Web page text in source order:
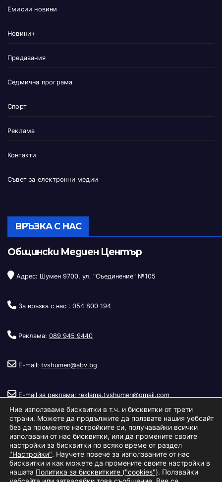
Емисии новини
Новини+
Предавания
Седмична програма
Спорт
Реклама
Контакти
Съвет за електронни медии
ВРЪЗКА С НАС
Общински Медиен Център
Адрес: Шумен 9700, ул. "Съединение" №105
За връзка с нас : 054 800 194
Реклама: 089 945 9440
E-mail: tvshumen@abv.bg
E-mail за реклама: reklama.tvshumen@gmail.com
Copyright © 2026Телевизия Шумен.|Изработка: S.I.T Solutions
Ltd.
Ние използваме бисквитки в т.ч. и бисквитки от трети
страни. Можете да продължите да ползвате нашия уебсайт
без да променяте настройките си, получавайки всички
използвани от нас бисквитки, или да промените своите
настройки за бисквитки по всяко време от раздел
"Настройки". Научете повече за използваните от нас
бисквитки и как можете да промените своите настройки в
нашата Политика за бисквитките ("cookies"). Ползвайки